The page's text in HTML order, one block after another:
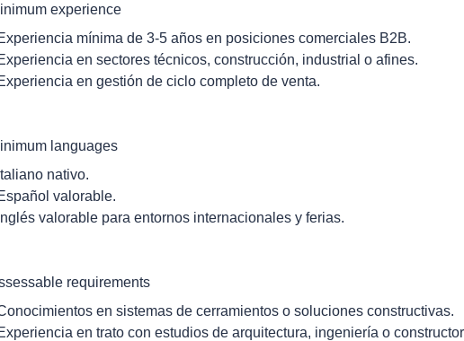
experience
mínima de 3-5 años en posiciones comerciales B2B.
en sectores técnicos, construcción, industrial o afines.
en gestión de ciclo completo de venta.
languages
nativo.
valorable.
valorable para entornos internacionales y ferias.
requirements
en sistemas de cerramientos o soluciones constructivas.
en trato con estudios de arquitectura, ingeniería o